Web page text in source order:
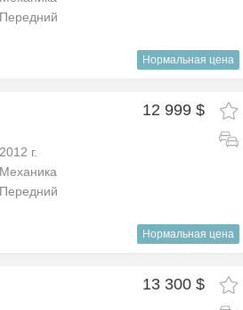
Передний
Нормальная цена
12 999 $
2012 г.
Механика
Передний
Нормальная цена
13 300 $